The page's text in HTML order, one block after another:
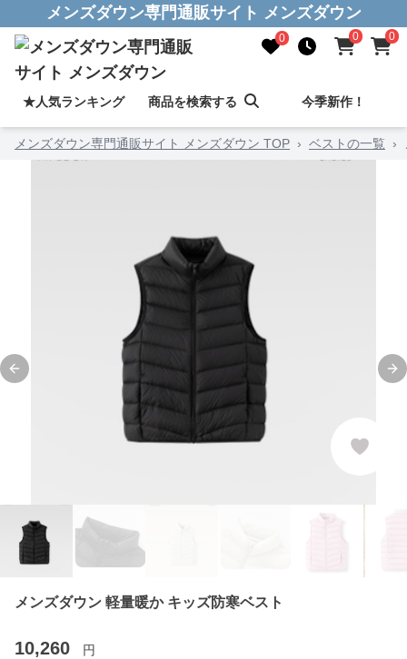
メンズダウン専門通販サイト メンズダウン
0 0 0
★人気ランキング 商品を検索する 今季新作！
メンズダウン専門通販サイト メンズダウン TOP › ベストの一覧 ›
Previous slide
メンズダウン 軽量暖か キッズ防寒ベスト
10,260 円